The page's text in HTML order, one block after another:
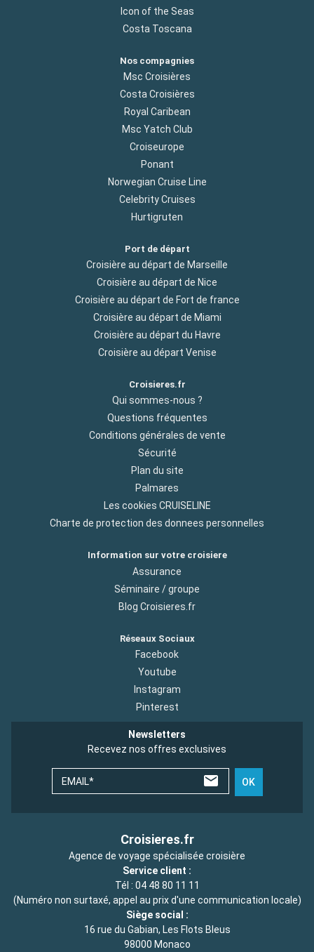
Icon of the Seas
Costa Toscana
Nos compagnies
Msc Croisières
Costa Croisières
Royal Caribean
Msc Yatch Club
Croiseurope
Ponant
Norwegian Cruise Line
Celebrity Cruises
Hurtigruten
Port de départ
Croisière au départ de Marseille
Croisière au départ de Nice
Croisière au départ de Fort de france
Croisière au départ de Miami
Croisière au départ du Havre
Croisière au départ Venise
Croisieres.fr
Qui sommes-nous ?
Questions fréquentes
Conditions générales de vente
Sécurité
Plan du site
Palmares
Les cookies CRUISELINE
Charte de protection des donnees personnelles
Information sur votre croisiere
Assurance
Séminaire / groupe
Blog Croisieres.fr
Réseaux Sociaux
Facebook
Youtube
Instagram
Pinterest
Newsletters
Recevez nos offres exclusives
EMAIL* OK
Croisieres.fr
Agence de voyage spécialisée croisière
Service client :
Tél : 04 48 80 11 11
(Numéro non surtaxé, appel au prix d'une communication locale)
Siège social :
16 rue du Gabian, Les Flots Bleus
98000 Monaco